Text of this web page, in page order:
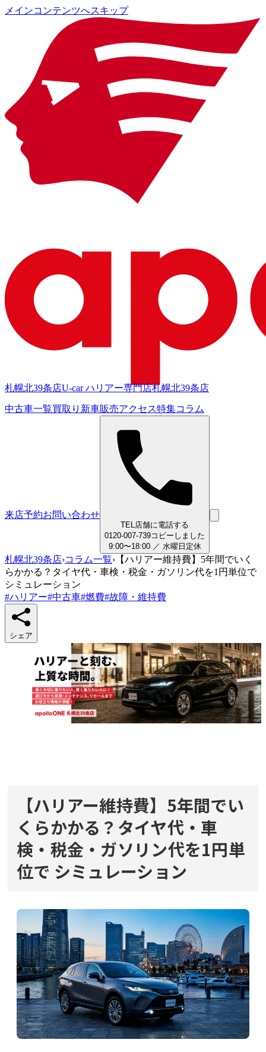
メインコンテンツへスキップ
札幌北39条店U-car ハリアー専門店札幌北39条店
中古車一覧買取り 新車販売アクセス特集コラム
来店予約お問い合わせ
TEL 店舗に電話する
01 20-007-739コピーしました
9:00〜18:00／ 水曜日 定休
札幌北39条店›コラム一覧› 【ハリアー維持費】5年間でいく
らかかる？タイヤ代・車検・税金・ガソリン代を1円単位で
シミュレーション
#ハリアー#中古車#燃費#故障・維持費
シェア
【ハリアー維持費】5年間でい
くらかかる？タイヤ代・車
検・税金・ガソリン代を1円単
位で シミュレーション